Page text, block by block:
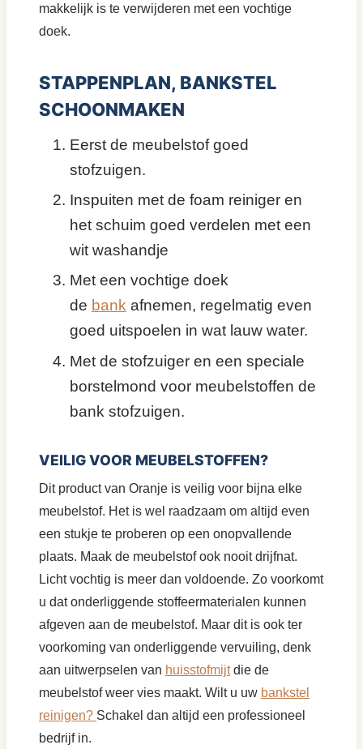
makkelijk is te verwijderen met een vochtige
doek.
STAPPENPLAN, BANKSTEL
SCHOONMAKEN
Eerst de meubelstof goed
stofzuigen.
Inspuiten met de foam reiniger en
het schuim goed verdelen met een
wit washandje
Met een vochtige doek
de bank afnemen, regelmatig even
goed uitspoelen in wat lauw water.
Met de stofzuiger en een speciale
borstelmond voor meubelstoffen de
bank stofzuigen.
VEILIG VOOR MEUBELSTOFFEN?
Dit product van Oranje is veilig voor bijna elke
meubelstof. Het is wel raadzaam om altijd even
een stukje te proberen op een onopvallende
plaats. Maak de meubelstof ook nooit drijfnat.
Licht vochtig is meer dan voldoende. Zo voorkomt
u dat onderliggende stoffeermaterialen kunnen
afgeven aan de meubelstof. Maar dit is ook ter
voorkoming van onderliggende vervuiling, denk
aan uitwerpselen van huisstofmijtdie de
meubelstof weer vies maakt. Wilt u uw bankstel
reinigen? Schakel dan altijd een professioneel
bedrijf in.